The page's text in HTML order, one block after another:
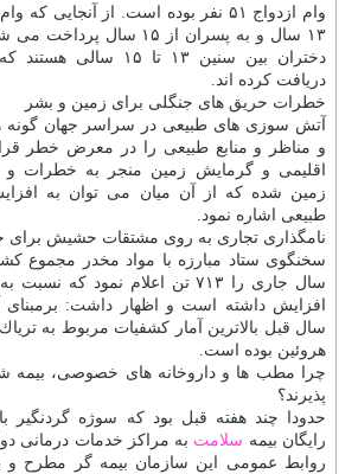
وام ازدواج ۵۱ نفر بوده است. از آنجایی
۱۳ سال و به پسران از ۱۵ سال
دختران بین سنین ۱۳ تا
دریافت كرده اند.
خطرات حریق های جنگلی برای زمین و بشر
آتش سوزی های طبیعی در سراسر جهان گونه
و مناظر و منابع طبیعی را در معرض خطر
اقلیمی و گرمایش زمین منجر به خطرات و
زمین شده كه از آن میان می توان به
طبیعی اشاره نمود.
نامگذاری تجاری به روی مشتقات حشیش
افزایش داشته است و اظهار داشت: برمبنای
سال قبل بالاترین آمار كشفیات مربوط به
هروئین بوده است.
چرا مطب ها و داروخانه های خصوصی، بیمه
پذیرند؟
حدودا چند هفته قبل بود كه سوژه گردنگیر
رایگان بیمه سلامت به مراكز خدمات درمانی
روابط عمومی این سازمان بیمه گر مطرح و